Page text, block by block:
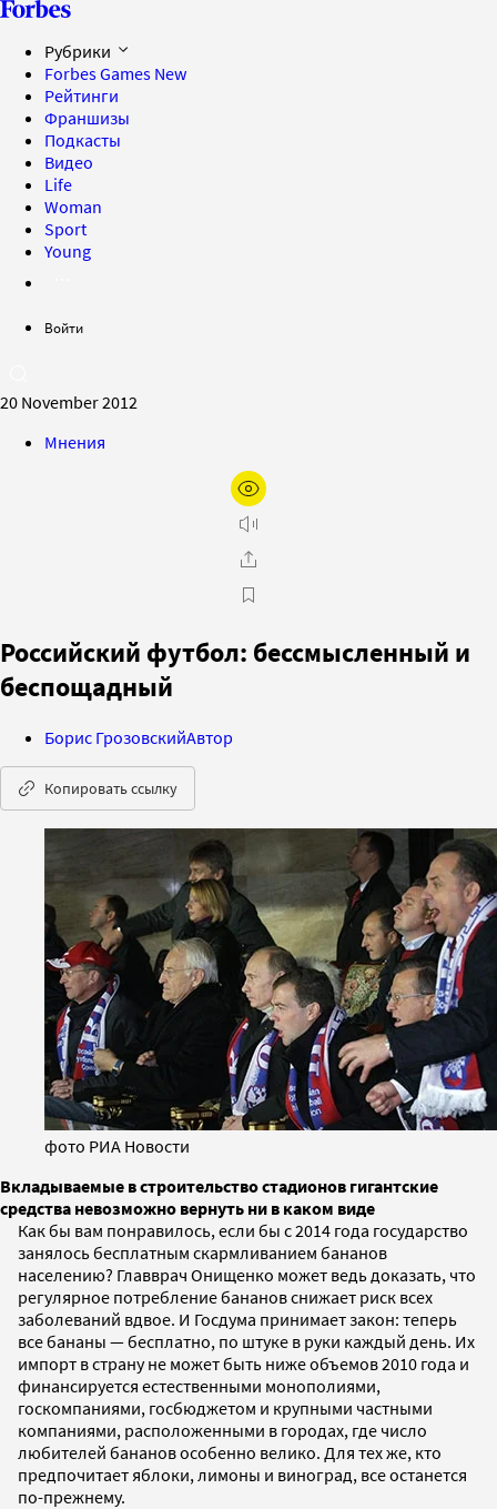
Рубрики
Forbes Games New
Рейтинги
Франшизы
Подкасты
Видео
Life
Woman
Sport
Young
Войти
20 November 2012
Мнения
Российский футбол: бессмысленный и
беспощадный
Борис ГрозовскийАвтор
Копировать ссылку
фото РИА Новости
Вкладываемые в строительство стадионов гигантские
средства невозможно вернуть ни в каком виде
Как бы вам понравилось, если бы с 2014 года государство
занялось бесплатным скармливанием бананов
населению? Главврач Онищенко может ведь доказать, что
регулярное потребление бананов снижает риск всех
заболеваний вдвое. И Госдума принимает закон: теперь
все бананы — бесплатно, по штуке в руки каждый день. Их
импорт в страну не может быть ниже объемов 2010 года и
финансируется естественными монополиями,
госкомпаниями, госбюджетом и крупными частными
компаниями, расположенными в городах, где число
любителей бананов особенно велико. Для тех же, кто
предпочитает яблоки, лимоны и виноград, все останется
по-прежнему.